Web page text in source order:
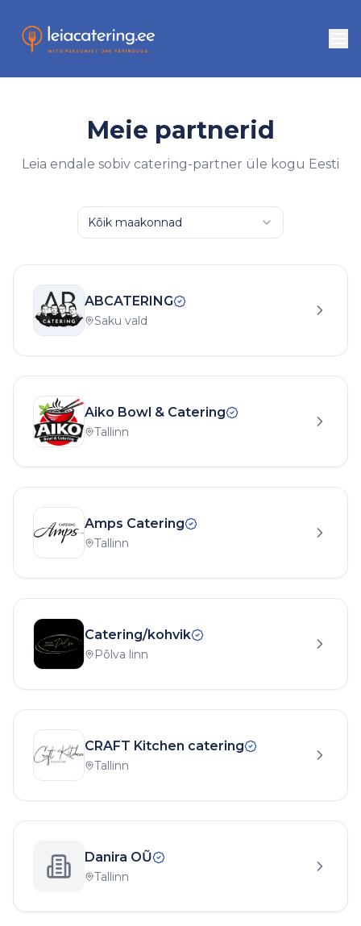
Meie partnerid
Leia endale sobiv catering-partner üle kogu Eesti
Kõik maakonnad
ABCATERING
Saku vald
Aiko Bowl & Catering
Tallinn
Amps Catering
Tallinn
Catering/kohvik
Põlva linn
CRAFT Kitchen catering
Tallinn
Danira OŨ
Tallinn